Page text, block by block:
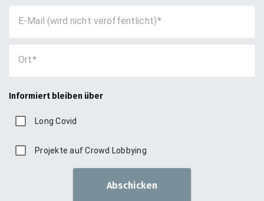
E-Mail (wird nicht veröffentlicht)
Ort
Informiert bleiben über
Long Covid
Projekte auf Crowd Lobbying
Abschicken